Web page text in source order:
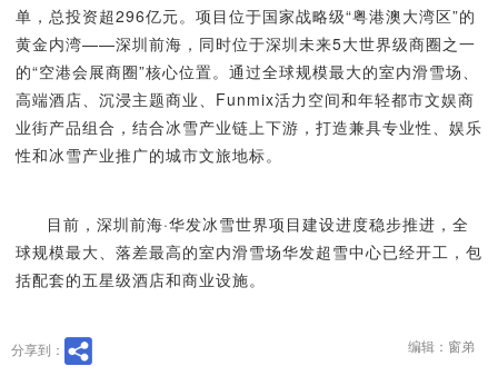
单，总投资超296亿元。项目位于国家战略级“粤港澳大湾区”的
黄金内湾——深圳前海，同时位于深圳未来5大世界级商圈之一
的“空港会展商圈”核心位置。通过全球规模最大的室内滑雪场、
高端酒店、沉浸主题商业、Funmix活力空间和年轻都市文娱商
业街产品组合，结合冰雪产业链上下游，打造兼具专业性、娱乐
性和冰雪产业推广的城市文旅地标。
目前，深圳前海·华发冰雪世界项目建设进度稳步推进，全
球规模最大、落差最高的室内滑雪场华发超雪中心已经开工，包
括配套的五星级酒店和商业设施。
分享到： 编辑：窗弟